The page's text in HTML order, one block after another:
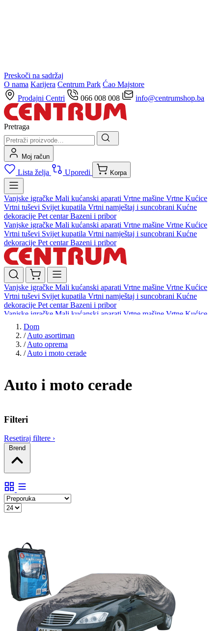
Preskoči na sadržaj
O nama Karijera Centrum Park Ćao Majstore
Prodajni Centri
066 008 008 info@centrumshop.ba
Pretraga
Moj račun
Lista želja Uporedi Korpa
Vanjske igračke Mali kućanski aparati Vrtne mašine Vrtne Kućice
Vrtni tuševi Svijet kupatila Vrtni namještaj i suncobrani Kućne
dekoracije Pet centarBazeni i pribor
Vanjske igračke Mali kućanski aparati Vrtne mašine Vrtne Kućice
Vrtni tuševi Svijet kupatila Vrtni namještaj i suncobrani Kućne
dekoracije Pet centarBazeni i pribor
Vanjske igračke Mali kućanski aparati Vrtne mašine Vrtne Kućice
Vrtni tuševi Svijet kupatila Vrtni namještaj i suncobrani Kućne
dekoracije Pet centarBazeni i pribor
Vanjske igračke Mali kućanski aparati Vrtne mašine Vrtne Kućice
Vrtni tuševi
dekoracijePet centar
Dom
/ Auto asortiman
/ Auto oprema
/ Auto i moto cerade
Auto i moto cerade
Filteri
Resetiraj filtere ›
Brend